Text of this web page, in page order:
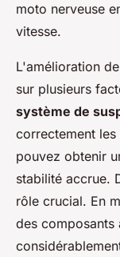
moto nerveuse
vitesse.
L'amélioration
sur plusieurs
système de
correctement
pouvez obtenir
stabilité accrue.
rôle crucial. En
des composants